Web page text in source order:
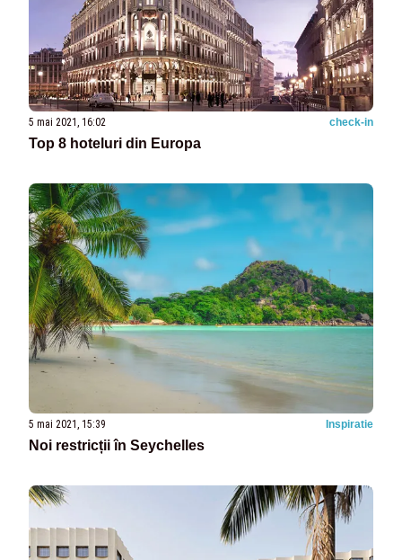
5 mai 2021, 16:02 check-in
Top 8 hoteluri din Europa
5 mai 2021, 15:39 Inspiratie
Noi restricții în Seychelles